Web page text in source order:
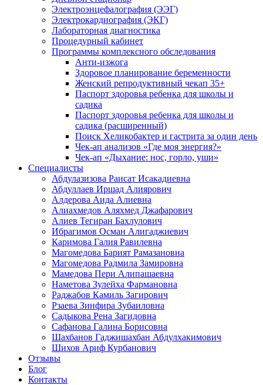
Электроэнцефалография (ЭЭГ)
Электрокардиография (ЭКГ)
Лабораторная диагностика
Процедурный кабинет
Программы комплексного обследования
Анти-изжога
Здоровое планирование беременности
Женский репродуктивный чекап 35+
Паспорт здоровья ребенка для школы и
садика
Паспорт здоровья ребенка для школы и
садика (расширенный)
Поиск Хеликобактер и гастрита за один день
Чек-ап анализов «Где моя энергия?»
Чек-ап «Дыхание: нос, горло, уши»
Специалисты
Абдулазизова Раисат Исакадиевна
Абдуллаев Иршад Алиярович
Алдерова Аида Алиевна
Алиахмедов Аляхмед Джафарович
Алиев Тегиран Бахлулович
Ибрагимов Осман Алигаджиевич
Каримова Галия Равилевна
Магомедова Барият Рамазановна
Магомедова Радмила Замировна
Мамедова Пери Алипашаевна
Наметова Зулейха Фармановна
Раджабов Камиль Загирович
Рзаева Зинфира Зубаиловна
Садыкова Рена Загидовна
Сафанова Галина Борисовна
Шахбанов Гаджишахбан Абдулхакимович
Шихов Ариф Курбанович
Отзывы
Блог
Контакты